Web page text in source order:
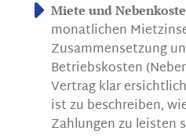
Miete und
monatlichen
Zusammensetzung
Betriebskosten
Vertrag klar
ist zu beschreiben,
Zahlungen zu leisten